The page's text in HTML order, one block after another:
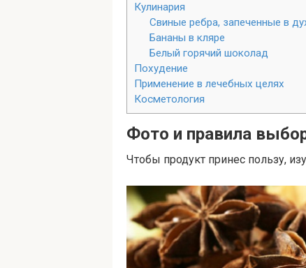
Кулинария
Свиные ребра, запеченные в
Бананы в кляре
Белый горячий шоколад
Похудение
Применение в лечебных целях
Косметология
Фото и правила
Чтобы продукт принес пользу,